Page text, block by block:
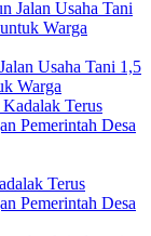
Usaha Tani 1,5
Warga
Terus
Pemerintah Desa